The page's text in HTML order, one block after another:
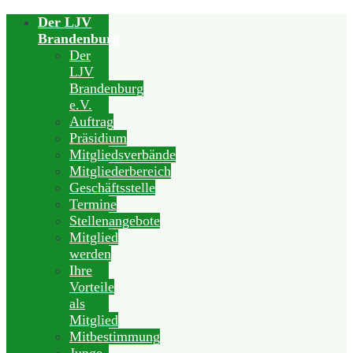
Der LJV
Brandenburg
Der
LJV
Brandenburg
e.V.
Auftrag
Präsidium
Mitgliedsverbände
Mitgliederbereich
Geschäftsstelle
Termine
Stellenangebote
Mitglied
werden
Ihre
Vorteile
als
Mitglied
Mitbestimmung